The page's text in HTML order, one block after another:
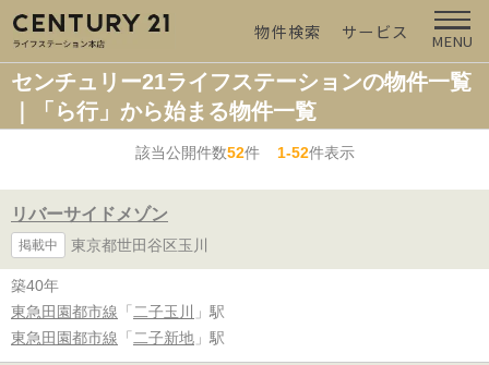
物件検索 サービス MENU
センチュリー21ライフステーションの物件一覧
｜「ら行」から始まる物件一覧
該当公開件数52件1-52件表示
リバーサイドメゾン
掲載中 東京都世田谷区玉川
築40年
東急田園都市線 「 二子玉川
」駅
東急田園都市線 「 二子新地 」駅